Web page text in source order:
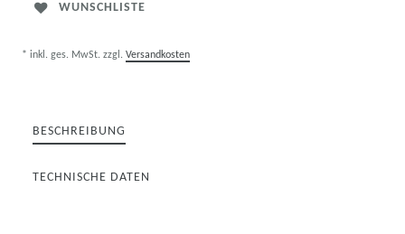
WUNSCHLISTE
* inkl. ges. MwSt. zzgl. Versandkosten
BESCHREIBUNG
TECHNISCHE DATEN